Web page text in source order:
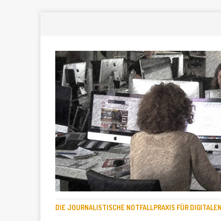
DIE JOURNALISTISCHE NOTFALLPRAXIS FÜR